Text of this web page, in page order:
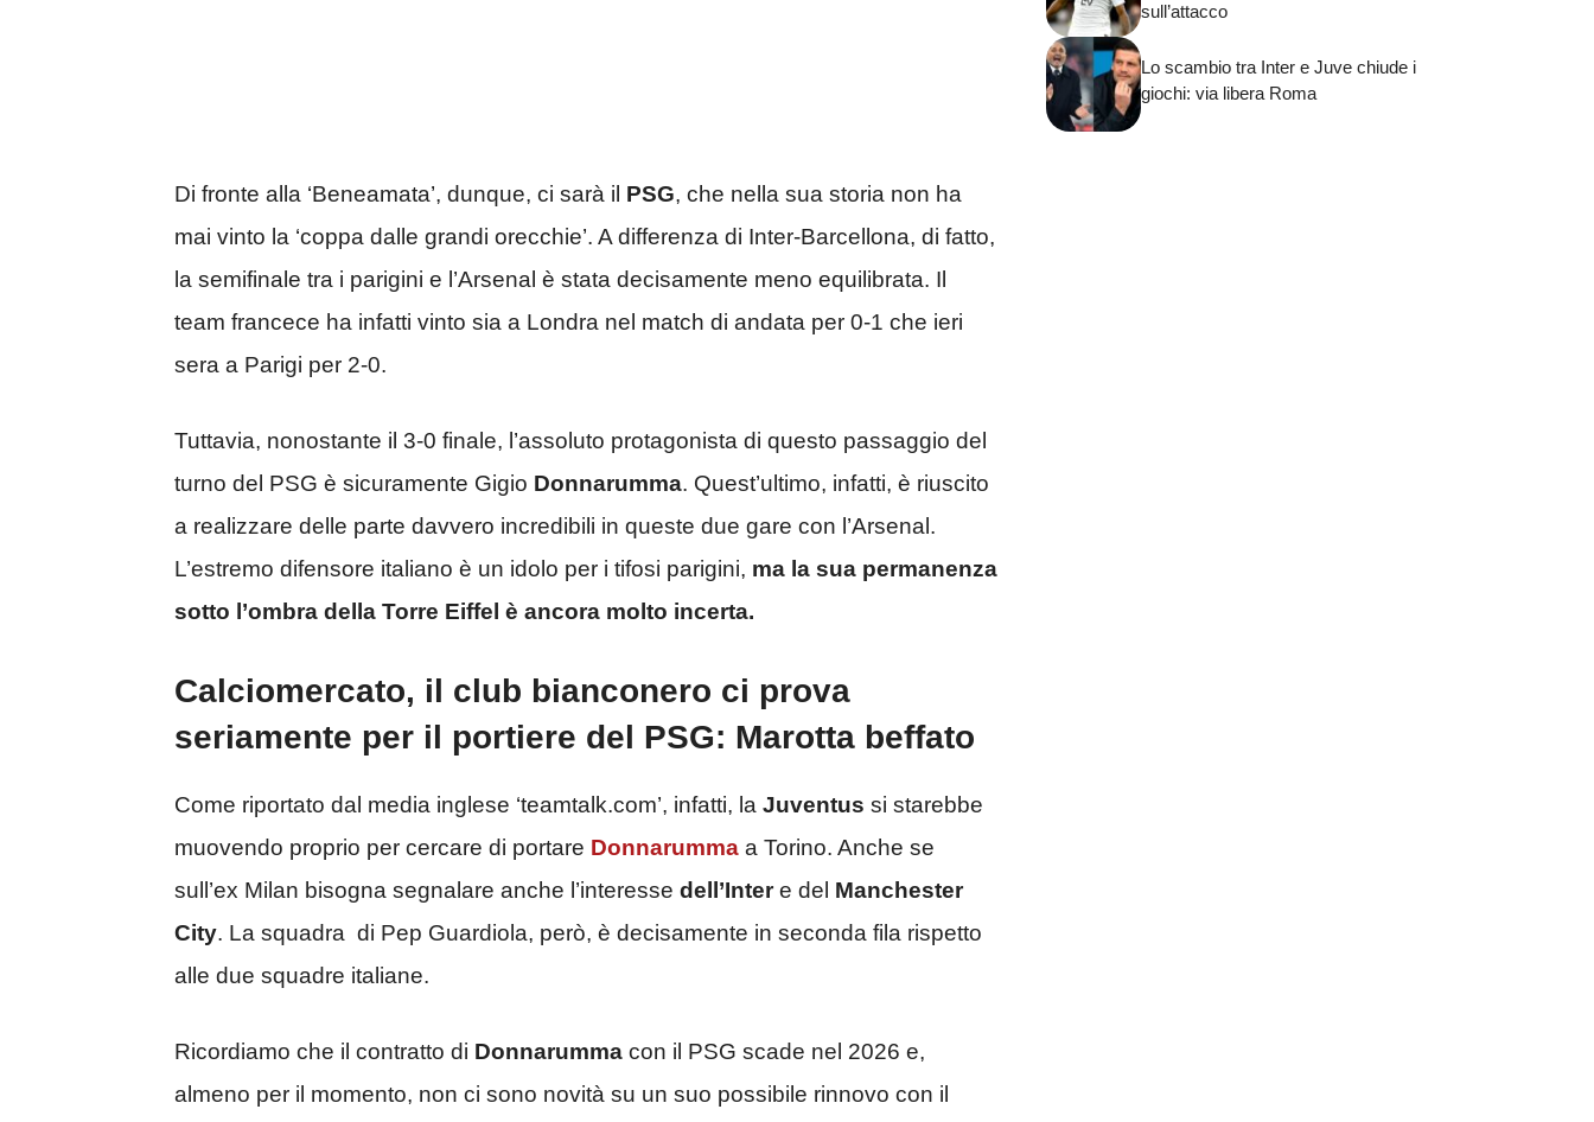
Di fronte alla ‘Beneamata’, dunque, ci sarà il PSG, che nella sua storia non ha
mai vinto la ‘coppa dalle grandi orecchie’. A differenza di Inter-Barcellona, di fatto,
la semifinale tra i parigini e l’Arsenal è stata decisamente meno equilibrata. Il
team francece ha infatti vinto sia a Londra nel match di andata per 0-1 che ieri
sera a Parigi per 2-0.
Tuttavia, nonostante il 3-0 finale, l’assoluto protagonista di questo passaggio del
turno del PSG è sicuramente Gigio Donnarumma. Quest’ultimo, infatti, è riuscito
a realizzare delle parte davvero incredibili in queste due gare con l’Arsenal.
L’estremo difensore italiano è un idolo per i tifosi parigini, ma la sua permanenza
sotto l’ombra della Torre Eiffel è ancora molto incerta.
Calciomercato, il club bianconero ci prova
seriamente per il portiere del PSG: Marotta beffato
Come riportato dal media inglese ‘teamtalk.com’, infatti, la Juventus si starebbe
muovendo proprio per cercare di portare Donnarumma a Torino. Anche se
sull’ex Milan bisogna segnalare anche l’interesse dell’Intere del Manchester
City. La squadra di Pep Guardiola, però, è decisamente in seconda fila rispetto
alle due squadre italiane.
Ricordiamo che il contratto di Donnarumma con il PSG scade nel 2026 e,
almeno per il momento, non ci sono novità su un suo possibile rinnovo con il
sull’attacco
Lo scambio tra Inter e Juve chiude i
giochi: via libera Roma